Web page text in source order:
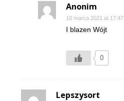
Anonim
10 marca 2021 at 17:47
I blazen Wójt
0
Lepszysort